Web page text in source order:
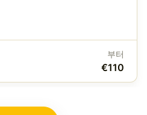
부터
€110